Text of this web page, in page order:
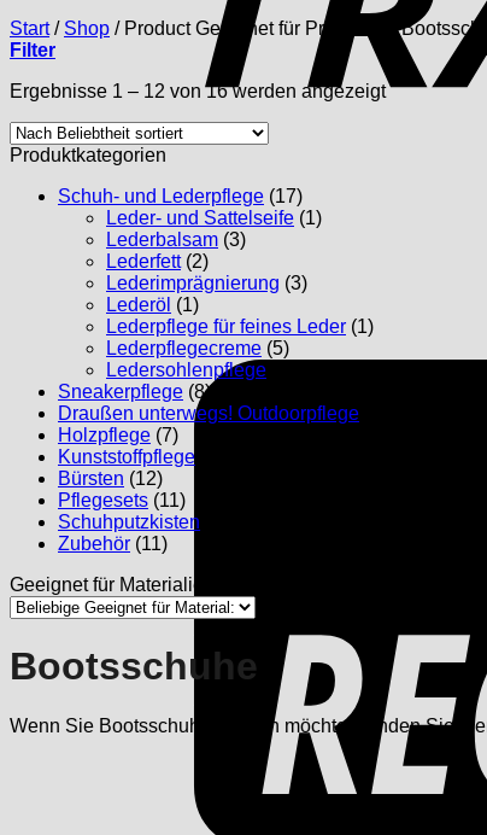
Start / Shop /Product Geeignet für Produkte:
Filter
Ergebnisse 1 – 12 von 16 werden angezeigtNach
Produktkategorien
Schuh- und Lederpflege (17)
Leder- und Sattelseife (1)
Lederbalsam (3)
Lederfett (2)
Lederimprägnierung (3)
Lederöl (1)
Lederpflege für feines Leder (1)
Lederpflegecreme (5)
Ledersohlenpflege
Sneakerpflege (8)
Draußen unterwegs! Outdoorpflege
Holzpflege (7)
Kunststoffpflege
Bürsten (12)
Pflegesets (11)
Schuhputzkisten
Zubehör (11)
Geeignet für Materialien:
Bootsschuhe
Wenn Sie Bootsschuhe pflegen möchten, finden Sie